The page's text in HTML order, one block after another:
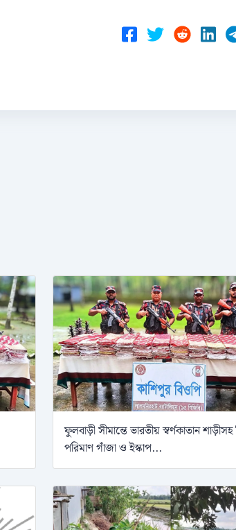
ফুলবাড়ী সীমান্তে ভারতীয় স্বর্ণকাতান
পরিমাণ গাঁজা ও ইস্কাপ...